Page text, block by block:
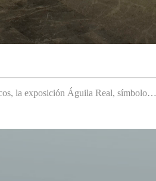
la exposición Águila Real, símbolo…